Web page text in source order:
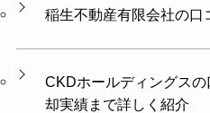
稲生不動産有限会社の口
CKDホールディングス
却実績まで詳しく紹介